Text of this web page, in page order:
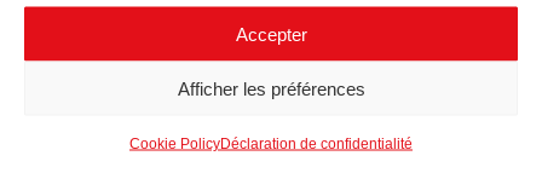
Accepter
Afficher les préférences
Cookie PolicyDéclaration de confidentialité
RENFORCER LES CONNEXIONS, STIMULER LE